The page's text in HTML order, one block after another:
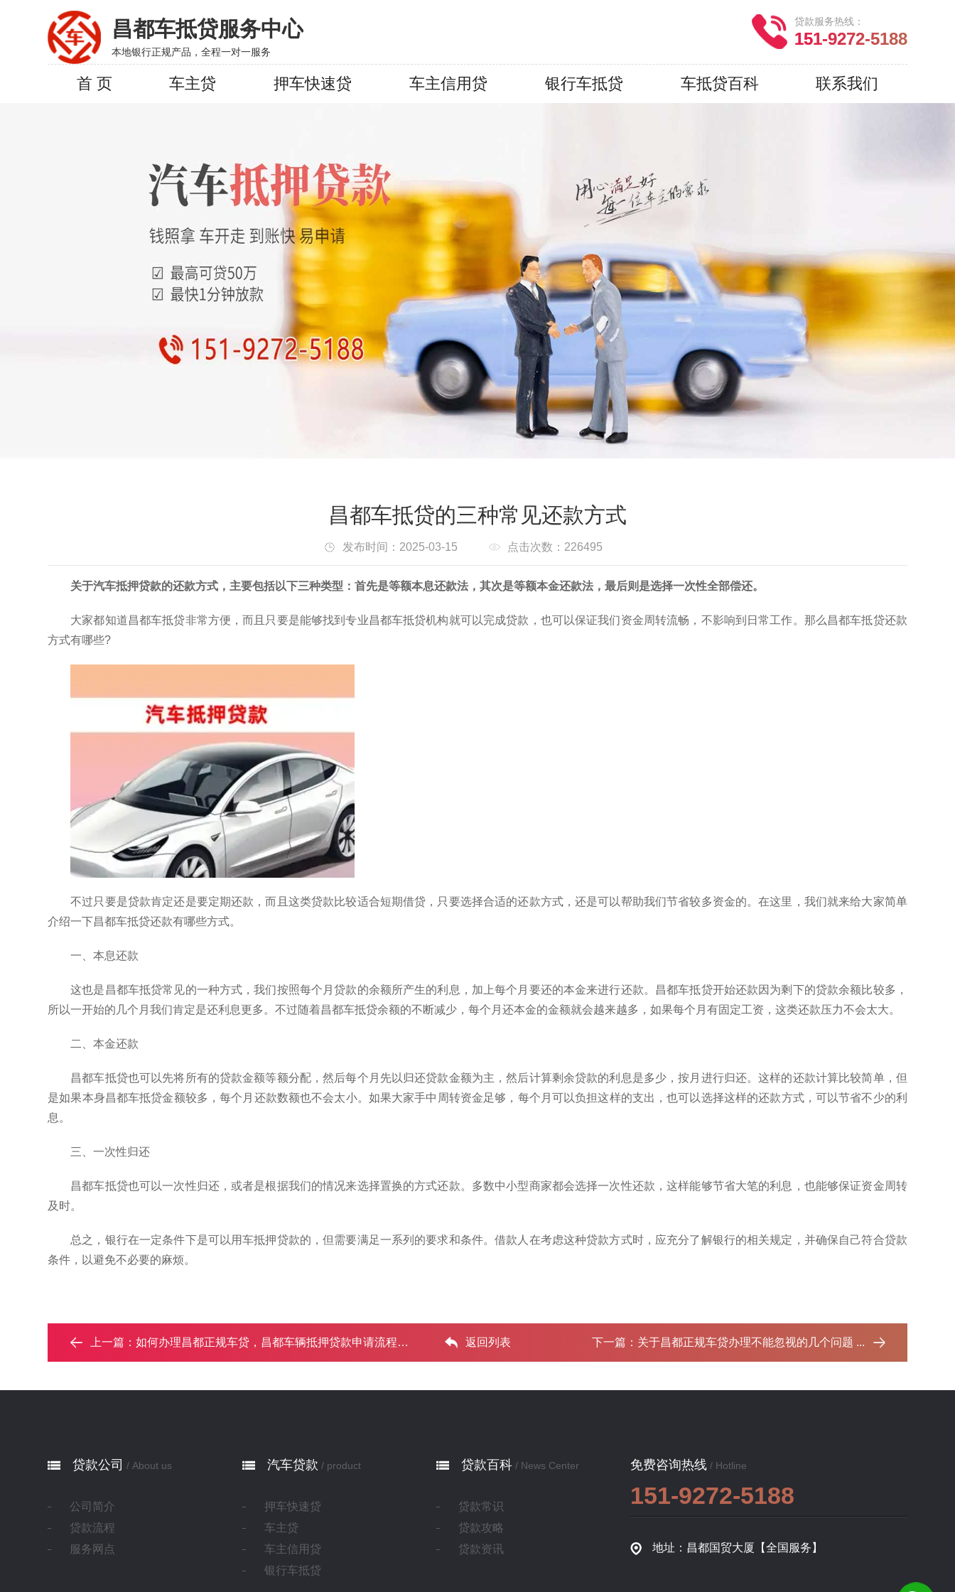
昌都车抵贷服务中心
本地银行正规产品，全程一对一服务
贷款服务热线：
151-9272-5188
首 页 车主贷 押车快速贷 车主信用贷 银行车抵贷 车抵贷百科 联系我们
昌都车抵贷的三种常见还款方式
发布时间：2025-03-15 点击次数：226495
关于汽车抵押贷款的还款方式，主要包括以下三种类型：首先是等额本息还款法，其次是等额本金还款法，最后则是选择一次性全部偿还。
大家都知道昌都车抵贷非常方便，而且只要是能够找到专业昌都车抵贷机构就可以完成贷款，也可以保证我们资金周转流畅，不影响到日常工作。那么昌都车抵贷还款
方式有哪些?
不过只要是贷款肯定还是要定期还款，而且这类贷款比较适合短期借贷，只要选择合适的还款方式，还是可以帮助我们节省较多资金的。在这里，我们就来给大家简单
介绍一下昌都车抵贷还款有哪些方式。
一、本息还款
这也是昌都车抵贷常见的一种方式，我们按照每个月贷款的余额所产生的利息，加上每个月要还的本金来进行还款。昌都车抵贷开始还款因为剩下的贷款余额比较多，
所以一开始的几个月我们肯定是还利息更多。不过随着昌都车抵贷余额的不断减少，每个月还本金的金额就会越来越多，如果每个月有固定工资，这类还款压力不会太大。
二、本金还款
昌都车抵贷也可以先将所有的贷款金额等额分配，然后每个月先以归还贷款金额为主，然后计算剩余贷款的利息是多少，按月进行归还。这样的还款计算比较简单，但
是如果本身昌都车抵贷金额较多，每个月还款数额也不会太小。如果大家手中周转资金足够，每个月可以负担这样的支出，也可以选择这样的还款方式，可以节省不少的利
息。
三、一次性归还
昌都车抵贷也可以一次性归还，或者是根据我们的情况来选择置换的方式还款。多数中小型商家都会选择一次性还款，这样能够节省大笔的利息，也能够保证资金周转
及时。
总之，银行在一定条件下是可以用车抵押贷款的，但需要满足一系列的要求和条件。借款人在考虑这种贷款方式时，应充分了解银行的相关规定，并确保自己符合贷款
条件，以避免不必要的麻烦。
上一篇：如何办理昌都正规车贷，昌都车辆抵押贷款申请流程和条 ...‌ 返回列表 下一篇： 关于昌都正规车贷办理不能忽视的几个问题 ...‌
免费咨询热线 / Hotline
151-9272-5188
地址：昌都国贸大厦【全国服务】
贷款公司 / About us
公司简介
贷款流程
服务网点
汽车贷款 / product
押车快速贷
车主贷
车主信用贷
银行车抵贷
贷款百科/ News Center
贷款常识
贷款攻略
贷款资讯